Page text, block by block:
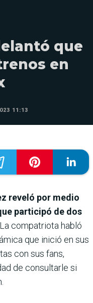
que
en
11:13
reveló por medio
participó de dos
La compatriota habló
que inició en sus
con sus fans,
de consultarle si